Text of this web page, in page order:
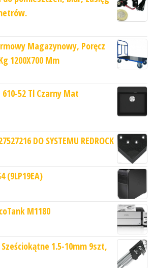
Magazynowy, Poręcz
1200X700 Mm
52 Tl Czarny Mat
DO SYSTEMU REDROCK
(9LP19EA)
M1180
1.5-10mm 9szt,